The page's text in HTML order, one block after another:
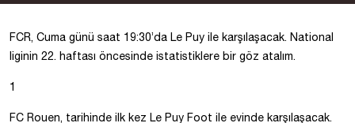
FCR, Cuma günü saat 19:30’da Le Puy ile karşılaşacak. National
liginin 22. haftası öncesinde istatistiklere bir göz atalım.
1
FC Rouen, tarihinde ilk kez Le Puy Foot ile evinde karşılaşacak.